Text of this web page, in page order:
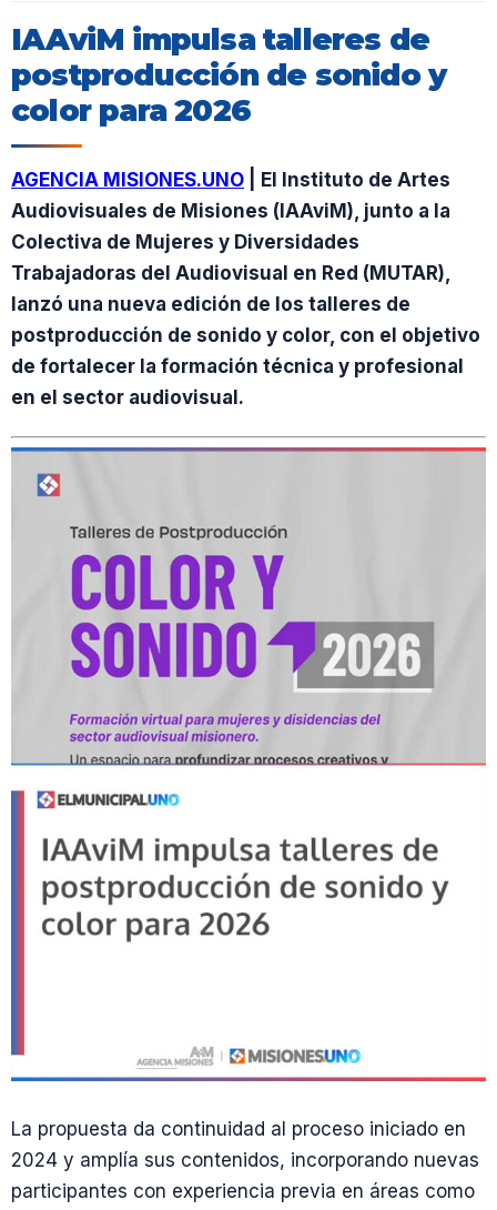
IAAviM impulsa talleres de
postproducción de sonido y
color para 2026
AGENCIA MISIONES.UNO | El Instituto de Artes
Audiovisuales de Misiones (IAAviM), junto a la
Colectiva de Mujeres y Diversidades
Trabajadoras del Audiovisual en Red (MUTAR),
lanzó una nueva edición de los talleres de
postproducción de sonido y color, con el objetivo
de fortalecer la formación técnica y profesional
en el sector audiovisual.
La propuesta da continuidad al proceso iniciado en
2024 y amplía sus contenidos, incorporando nuevas
participantes con experiencia previa en áreas como